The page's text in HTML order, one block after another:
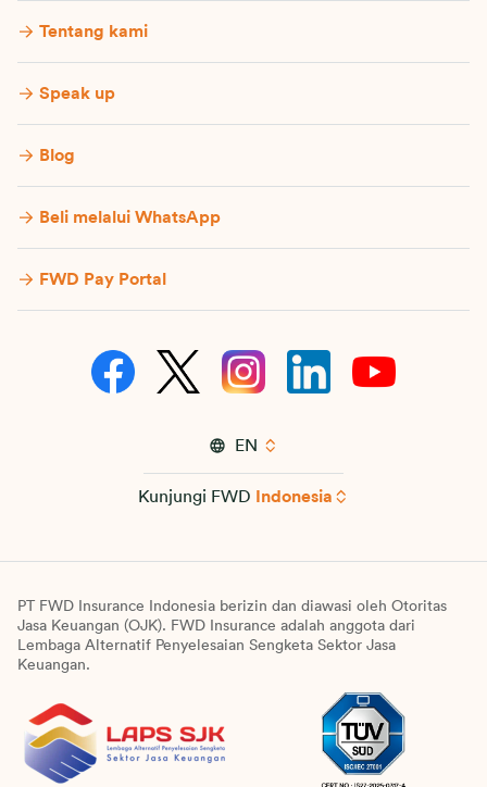
Tentang kami
Speak up
Blog
Beli melalui WhatsApp
FWD Pay Portal
EN
Kunjungi FWD Indonesia
PT FWD Insurance Indonesia berizin dan diawasi oleh Otoritas
Jasa Keuangan (OJK). FWD Insurance adalah anggota dari
Lembaga Alternatif Penyelesaian Sengketa Sektor Jasa
Keuangan.